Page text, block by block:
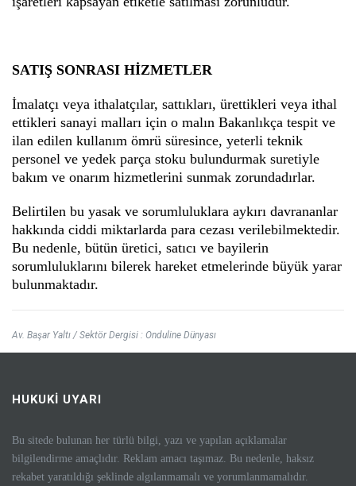
SATIŞ SONRASI HİZMETLER
İmalatçı veya ithalatçılar, sattıkları, ürettikleri veya ithal
ettikleri sanayi malları için o malın Bakanlıkça tespit ve
ilan edilen kullanım ömrü süresince, yeterli teknik
personel ve yedek parça stoku bulundurmak suretiyle
bakım ve onarım hizmetlerini sunmak zorundadırlar.
Belirtilen bu yasak ve sorumluluklara aykırı davrananlar
hakkında ciddi miktarlarda para cezası verilebilmektedir.
Bu nedenle, bütün üretici, satıcı ve bayilerin
sorumluluklarını bilerek hareket etmelerinde büyük yarar
bulunmaktadır.
Av. Başar Yaltı / Sektör Dergisi : Onduline Dünyası
HUKUKİ UYARI
Bu sitede bulunan her türlü bilgi, yazı ve yapılan açıklamalar
bilgilendirme amaçlıdır. Reklam amacı taşımaz. Bu nedenle, haksız
rekabet yaratıldığı şeklinde algılanmamalı ve yorumlanmamalıdır.